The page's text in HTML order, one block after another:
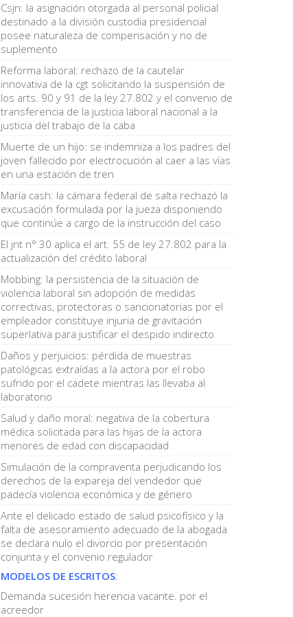
Csjn: la asignación otorgada al personal policial
destinado a la división custodia presidencial
posee naturaleza de compensación y no de
suplemento
Reforma laboral: rechazo de la cautelar
innovativa de la cgt solicitando la suspensión de
los arts. 90 y 91 de la ley 27.802 y el convenio de
transferencia de la justicia laboral nacional a la
justicia del trabajo de la caba
Muerte de un hijo: se indemniza a los padres del
joven fallecido por electrocución al caer a las vías
en una estación de tren
María cash: la cámara federal de salta rechazó la
excusación formulada por la jueza disponiendo
que continúe a cargo de la instrucción del caso
El jnt n° 30 aplica el art. 55 de ley 27.802 para la
actualización del crédito laboral
Mobbing: la persistencia de la situación de
violencia laboral sin adopción de medidas
correctivas, protectoras o sancionatorias por el
empleador constituye injuria de gravitación
superlativa para justificar el despido indirecto
Daños y perjuicios: pérdida de muestras
patológicas extraídas a la actora por el robo
sufrido por el cadete mientras las llevaba al
laboratorio
Salud y daño moral: negativa de la cobertura
médica solicitada para las hijas de la actora
menores de edad con discapacidad
Simulación de la compraventa perjudicando los
derechos de la expareja del vendedor que
padecía violencia económica y de género
Ante el delicado estado de salud psicofísico y la
falta de asesoramiento adecuado de la abogada
se declara nulo el divorcio por presentación
conjunta y el convenio regulador
MODELOS DE ESCRITOS:
Demanda sucesión herencia vacante. por el
acreedor